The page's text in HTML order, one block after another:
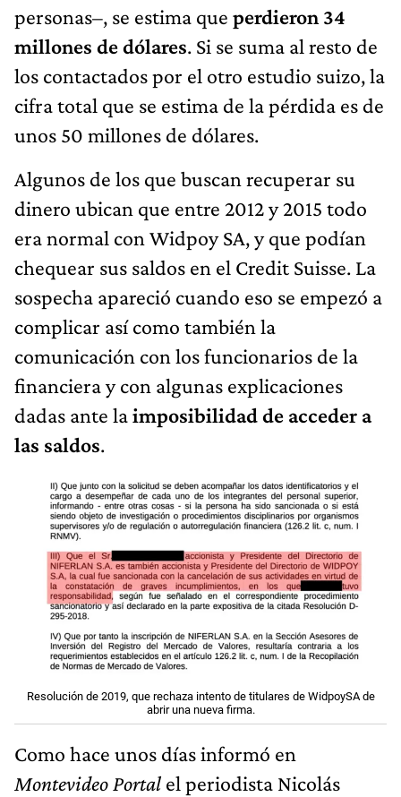
personas–, se estima que perdieron 34
millones de dólares. Si se suma al resto de
los contactados por el otro estudio suizo, la
cifra total que se estima de la pérdida es de
unos 50 millones de dólares.
Algunos de los que buscan recuperar su
dinero ubican que entre 2012 y 2015 todo
era normal con Widpoy SA, y que podían
chequear sus saldos en el Credit Suisse. La
sospecha apareció cuando eso se empezó a
complicar así como también la
comunicación con los funcionarios de la
financiera y con algunas explicaciones
dadas ante laimposibilidad de acceder a
las saldos.
Resolución de 2019, que rechaza intento de titulares de WidpoySA de
abrir una nueva firma.
Como hace unos días informó en
Montevideo Portal el periodista Nicolás